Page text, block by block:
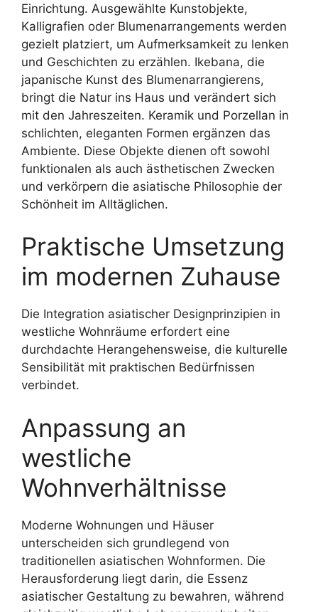
Einrichtung. Ausgewählte Kunstobjekte,
Kalligrafien oder Blumenarrangements werden
gezielt platziert, um Aufmerksamkeit zu lenken
und Geschichten zu erzählen. Ikebana, die
japanische Kunst des Blumenarrangierens,
bringt die Natur ins Haus und verändert sich
mit den Jahreszeiten. Keramik und Porzellan in
schlichten, eleganten Formen ergänzen das
Ambiente. Diese Objekte dienen oft sowohl
funktionalen als auch ästhetischen Zwecken
und verkörpern die asiatische Philosophie der
Schönheit im Alltäglichen.
Praktische Umsetzung
im modernen Zuhause
Die Integration asiatischer Designprinzipien in
westliche Wohnräume erfordert eine
durchdachte Herangehensweise, die kulturelle
Sensibilität mit praktischen Bedürfnissen
verbindet.
Anpassung an
westliche
Wohnverhältnisse
Moderne Wohnungen und Häuser
unterscheiden sich grundlegend von
traditionellen asiatischen Wohnformen. Die
Herausforderung liegt darin, die Essenz
asiatischer Gestaltung zu bewahren, während